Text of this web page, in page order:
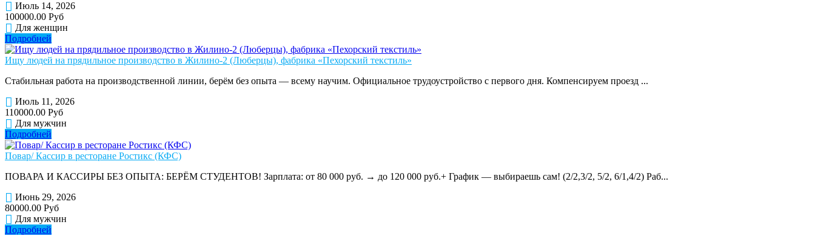
Июль 14, 2026
100000.00 Руб
Для женщин
Подробней
Ищу людей на прядильное производство в Жилино-2 (Люберцы), фабрика «Пехорский текстиль»
Стабильная работа на производственной линии, берём без опыта — всему научим. Официальное трудоустройство с первого дня. Компенсируем проезд ...
Июль 11, 2026
110000.00 Руб
Для мужчин
Подробней
Повар/ Кассир в ресторане Ростикс (КФС)
ПОВАРА И КАССИРЫ БЕЗ ОПЫТА: БЕРЁМ СТУДЕНТОВ! Зарплата: от 80 000 руб. → до 120 000 руб.+ График — выбираешь сам! (2/2,3/2, 5/2, 6/1,4/2) Раб...
Июнь 29, 2026
80000.00 Руб
Для мужчин
Подробней